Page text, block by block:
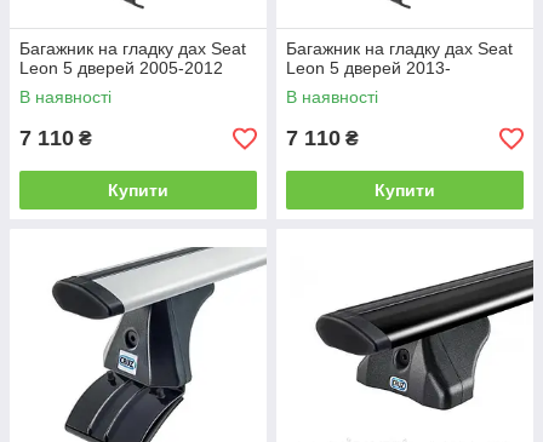
Багажник на гладку дах Seat
Leon 5 дверей 2005-2012
В наявності
7 110 ₴
Купити
Багажник на гладку дах Seat
Leon 5 дверей 2013-
В наявності
7 110 ₴
Купити